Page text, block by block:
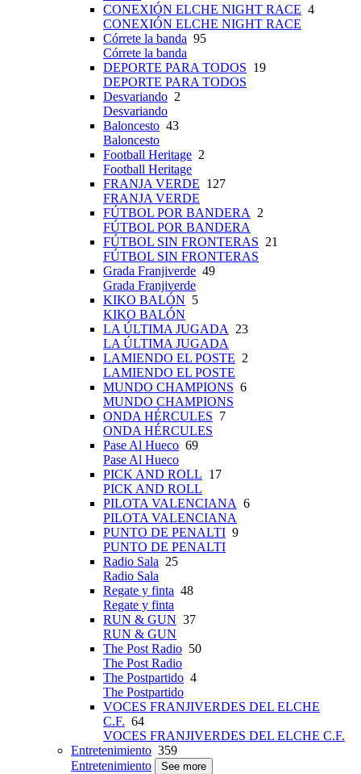
CONEXIÓN ELCHE NIGHT RACE 4
CONEXIÓN ELCHE NIGHT RACE
Córrete la banda 95
Córrete la banda
DEPORTE PARA TODOS 19
DEPORTE PARA TODOS
Desvariando 2
Desvariando
Baloncesto 43
Baloncesto
Football Heritage 2
Football Heritage
FRANJA VERDE 127
FRANJA VERDE
FÚTBOL POR BANDERA
2
FÚTBOL POR BANDERA
FÚTBOL SIN FRONTERAS 21
FÚTBOL SIN FRONTERAS
Grada Franjiverde 49
Grada Franjiverde
KIKO BALÓN 5
KIKO BALÓN
LA ÚLTIMA JUGADA
23
LA ÚLTIMA JUGADA
LAMIENDO EL POSTE 2
LAMIENDO EL POSTE
MUNDO CHAMPIONS 6
MUNDO CHAMPIONS
ONDA HÉRCULES 7
ONDA HÉRCULES
Pase Al Hueco 69
Pase Al Hueco
PICK AND ROLL 17
PICK AND ROLL
PILOTA VALENCIANA 6
PILOTA VALENCIANA
PUNTO DE PENALTI 9
PUNTO DE PENALTI
Radio Sala 25
Radio Sala
Regate y finta 48
Regate y finta
RUN & GUN 37
RUN & GUN
The Post Radio 50
The Post Radio
The Postpartido 4
The Postpartido
VOCES FRANJIVERDES DEL ELCHE
C.F. 64
VOCES FRANJIVERDES DEL ELCHE C.F.
Entretenimiento 359
Entretenimiento
See more